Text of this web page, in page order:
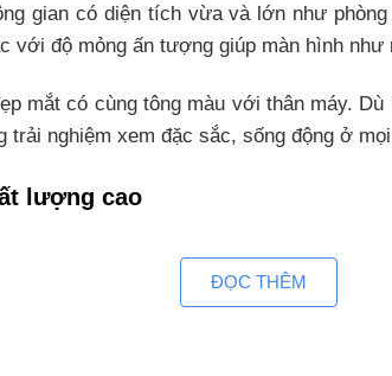
gian có diện tích vừa và lớn như
với độ mỏng ấn tượng giúp màn hình
mắt có cùng tông màu với thân máy.
nghiệm xem đặc sắc, sống động ở
lượng cao
chuẩn 4K trước khi hiển thị cho người
ĐỌC THÊM